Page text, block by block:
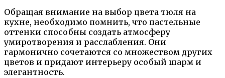
Обращая внимание на выбор цвета тюля на
кухне, необходимо помнить, что пастельные
оттенки способны создать атмосферу
умиротворения и расслабления. Они
гармонично сочетаются со множеством других
цветов и придают интерьеру особый шарм и
элегантность.